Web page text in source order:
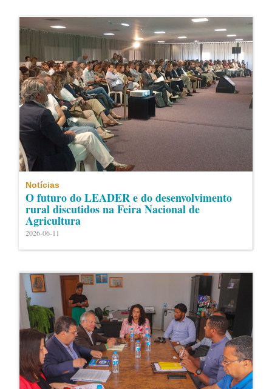
Notícias
O futuro do LEADER e do desenvolvimento
rural discutidos na Feira Nacional de
Agricultura
2026-06-11